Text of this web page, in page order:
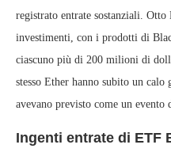
registrato entrate sostanziali.
investimenti, con i prodotti di
ciascuno più di 200 milioni di
stesso Ether hanno subito un
avevano previsto come un evento
Ingenti entrate di ETF